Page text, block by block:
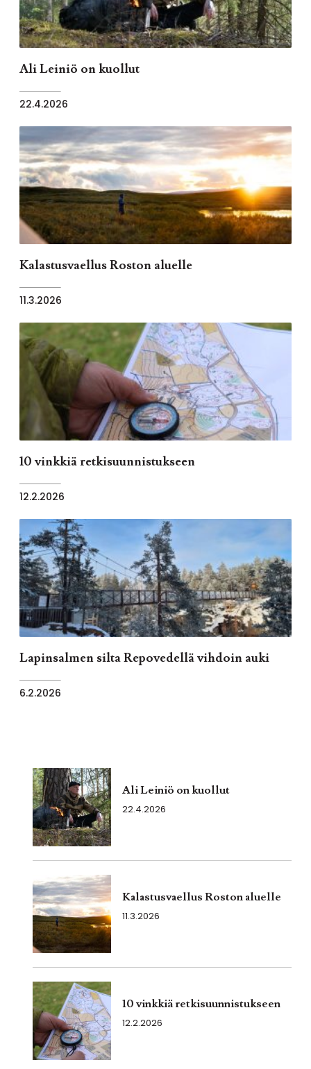
Ali Leiniö on kuollut
22.4.2026
Kalastusvaellus Roston aluelle
11.3.2026
10 vinkkiä retkisuunnistukseen
12.2.2026
Lapinsalmen silta Repovedellä vihdoin auki
6.2.2026
Ali Leiniö on kuollut
22.4.2026
Kalastusvaellus Roston aluelle
11.3.2026
10 vinkkiä retkisuunnistukseen
12.2.2026